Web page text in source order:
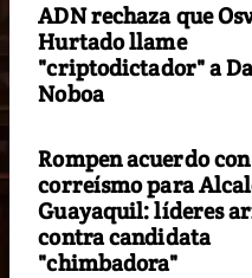
ADN rechaza que
Hurtado llame
"criptodictador" a
Noboa
Rompen acuerdo
correísmo para
Guayaquil: líderes
contra candidata
"chimbadora"